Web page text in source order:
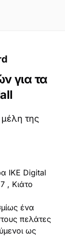
για τα
της
ΙΚΕ Digital
, Κιάτο
ένα
πελάτες
ως